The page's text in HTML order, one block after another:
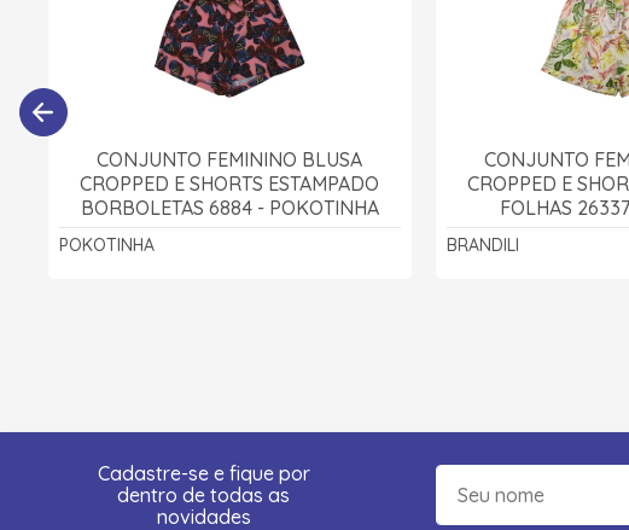
CONJUNTO FEMININO BLUSA
CROPPED E SHORTS ESTAMPADO
BORBOLETAS 6884 - POKOTINHA
POKOTINHA
CONJUNTO
CROPPED E
FOLHAS
BRANDILI
Cadastre-se e fique por
dentro de todas as
novidades